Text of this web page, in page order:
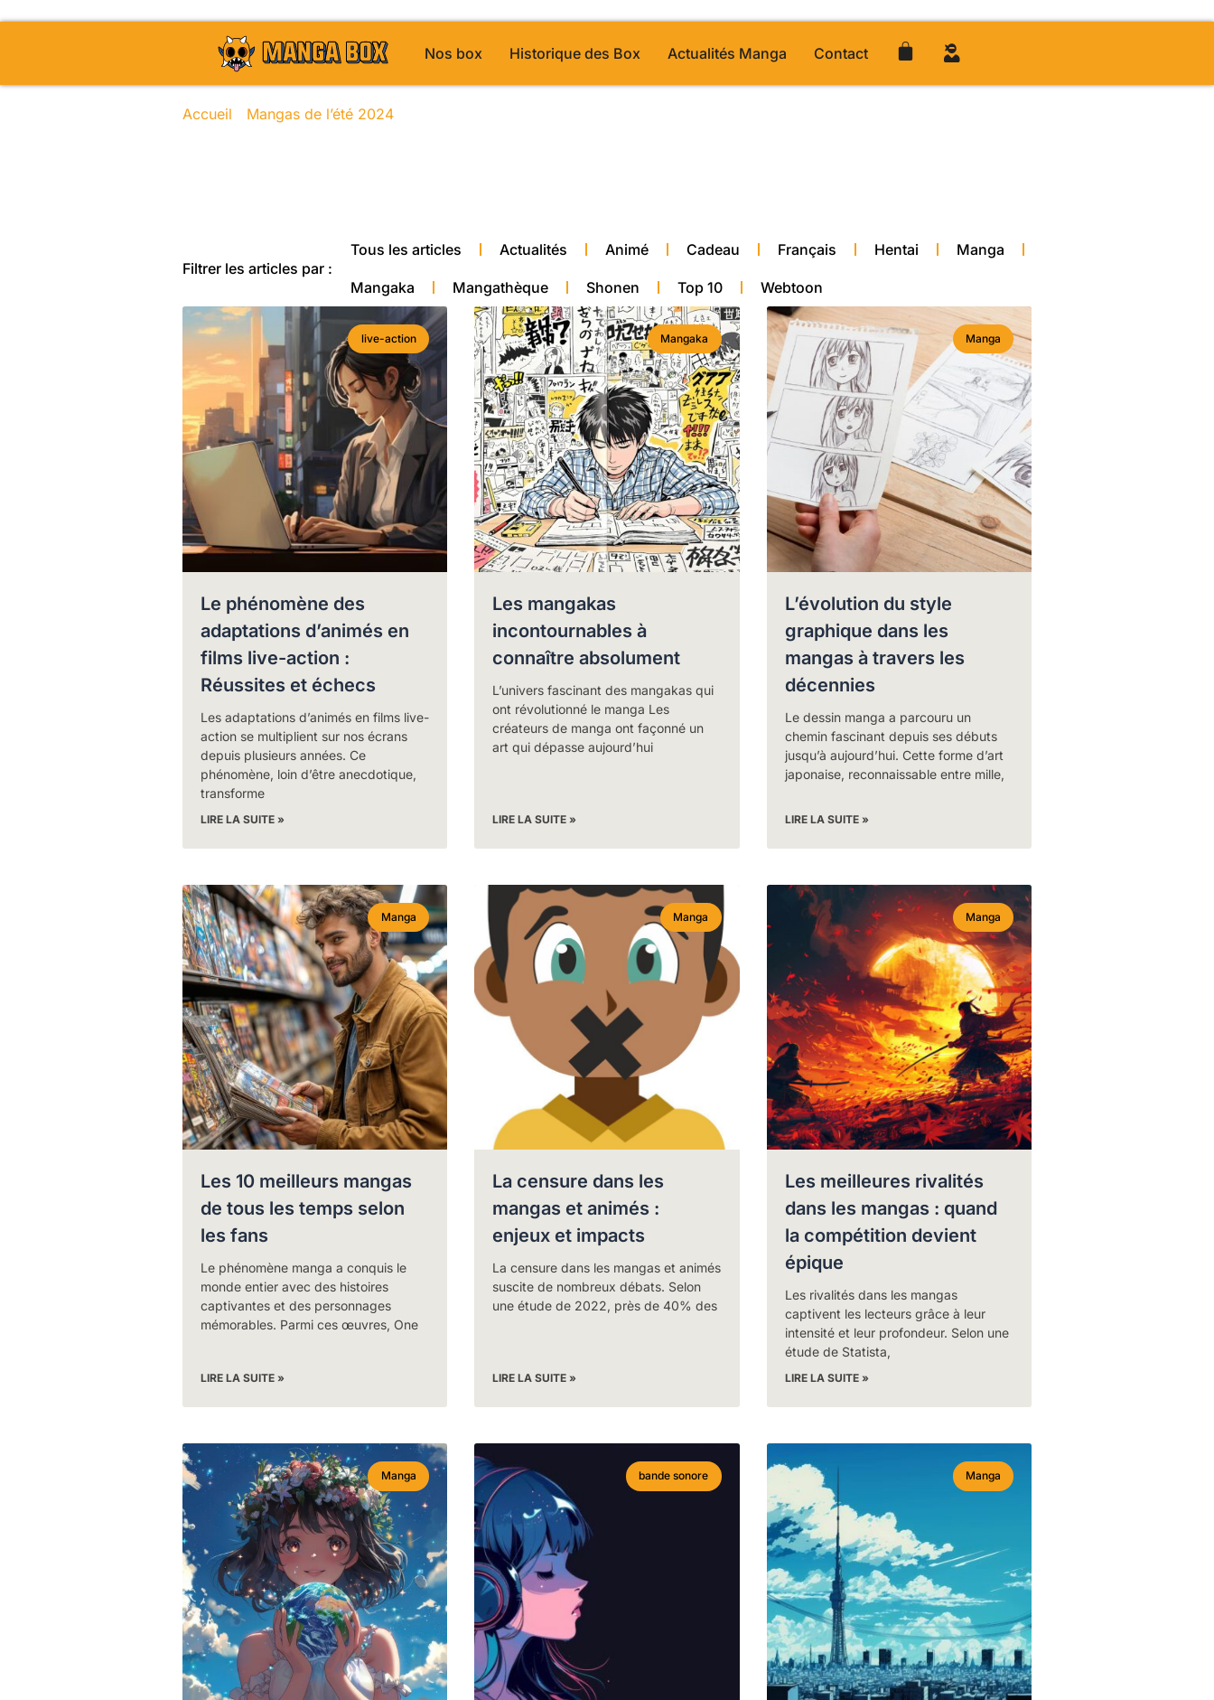
Nos box Historique des Box Actualités Manga Contact
Accueil Mangas de l’été 2024/ Page 28
Filtrer les articles par :
Tous les articles Actualités Animé Cadeau Français Hentai Manga
Mangaka Mangathèque Shonen Top 10 Webtoon
live-action
Le phénomène des
adaptations d’animés en
films live-action :
Réussites et échecs
Les adaptations d’animés en films live-
action se multiplient sur nos écrans
depuis plusieurs années. Ce
phénomène, loin d’être anecdotique,
transforme
LIRE LA SUITE »
Mangaka
Les mangakas
incontournables à
connaître absolument
L’univers fascinant des mangakas qui
ont révolutionné le manga Les
créateurs de manga ont façonné un
art qui dépasse aujourd’hui
LIRE LA SUITE »
Manga
L’évolution du style
graphique dans les
mangas à travers les
décennies
Le dessin manga a parcouru un
chemin fascinant depuis ses débuts
jusqu’à aujourd’hui. Cette forme d’art
japonaise, reconnaissable entre mille,
LIRE LA SUITE »
Manga
Les 10 meilleurs mangas
de tous les temps selon
les fans
Le phénomène manga a conquis le
monde entier avec des histoires
captivantes et des personnages
mémorables. Parmi ces œuvres, One
LIRE LA SUITE »
Manga
La censure dans les
mangas et animés :
enjeux et impacts
La censure dans les mangas et animés
suscite de nombreux débats. Selon
une étude de 2022, près de 40% des
LIRE LA SUITE »
Manga
Les meilleures rivalités
dans les mangas : quand
la compétition devient
épique
Les rivalités dans les mangas
captivent les lecteurs grâce à leur
intensité et leur profondeur. Selon une
étude de Statista,
LIRE LA SUITE »
Manga bande sonore Manga